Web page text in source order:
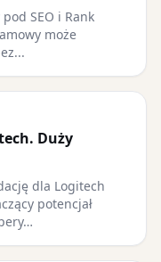
SEO i Rank
może
Duży
dla Logitech
potencjał